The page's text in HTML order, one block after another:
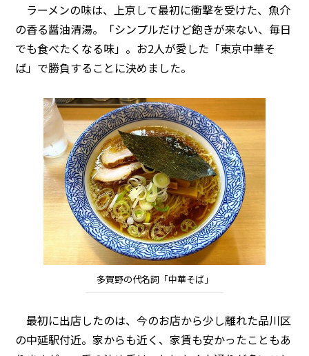
ラーメンの味は、上京して最初に衝撃を受けた、魚介
の香る醤油清湯。「シンプルだけど飽きが来ない、毎日
でも食べたくなる味」。お2人が愛した「東京中華そ
ば」で勝負することに決めました。
多賀野の代名詞「中華そば」
最初に出店したのは、今のお店から少し離れた品川区
の中延駅付近。家からも近く、家賃も安かったこともあ